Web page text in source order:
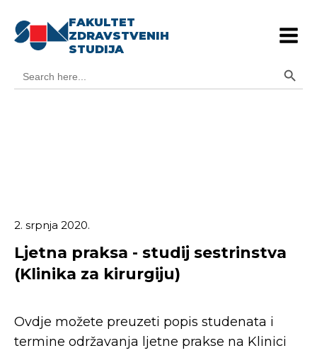
FAKULTET
ZDRAVSTVENIH
STUDIJA
for:
2. srpnja 2020.
Ljetna praksa - studij sestrinstva
(Klinika za kirurgiju)
Ovdje možete preuzeti popis studenata i
termine održavanja ljetne prakse na Klinici